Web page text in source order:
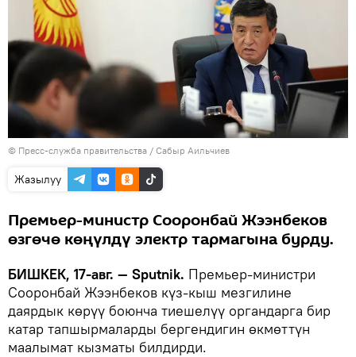
© Пресс-служба правительства / Сабыр Аильчиев
Жазылуу
Премьер-министр Сооронбай Жээнбеков
өзгөчө көңүлдү электр тармагына бурду.
БИШКЕК, 17-авг. — Sputnik. Премьер-министри
Сооронбай Жээнбеков күз-кыш мезгилине
даярдык көрүү боюнча тиешелүү органдарга бир
катар тапшырмаларды бергендигин өкмөттүн
маалымат кызматы билдирди.